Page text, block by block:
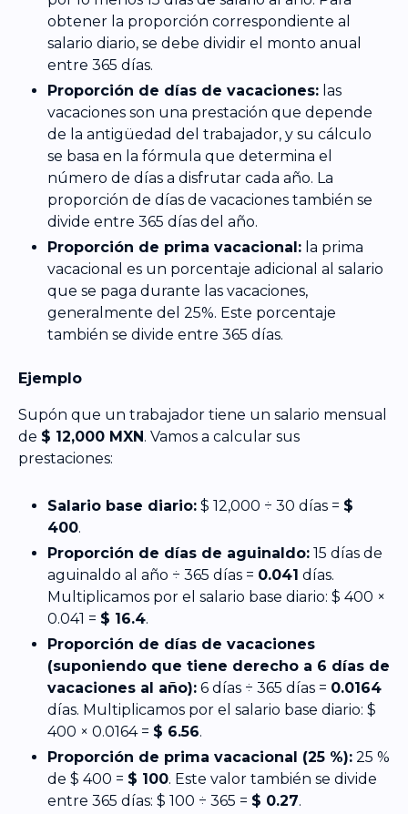
obtener la proporción correspondiente al
salario diario, se debe dividir el monto anual
entre 365 días.
Proporción de días de vacaciones: las
vacaciones son una prestación que depende
de la antigüedad del trabajador, y su cálculo
se basa en la fórmula que determina el
número de días a disfrutar cada año. La
proporción de días de vacaciones también se
divide entre 365 días del año.
Proporción de prima vacacional: la prima
vacacional es un porcentaje adicional al salario
que se paga durante las vacaciones,
generalmente del 25%. Este porcentaje
también se divide entre 365 días.
Ejemplo
Supón que un trabajador tiene un salario mensual
de $ 12,000 MXN . Vamos a calcular sus
prestaciones:
Salario base diario: $ 12,000 ÷ 30 días = $
400.
Proporción de días de aguinaldo: 15 días de
aguinaldo al año ÷ 365 días = 0.041 días.
Multiplicamos por el salario base diario: $ 400 ×
0.041 = $ 16.4.
Proporción de días de vacaciones
(suponiendo que tiene derecho a 6 días de
vacaciones al año): 6 días ÷ 365 días = 0.0164
días. Multiplicamos por el salario base diario: $
400 × 0.0164 = $ 6.56.
Proporción de prima vacacional (25 %): 25 %
de $ 400 = $ 100. Este valor también se divide
entre 365 días: $ 100 ÷ 365 = $ 0.27.